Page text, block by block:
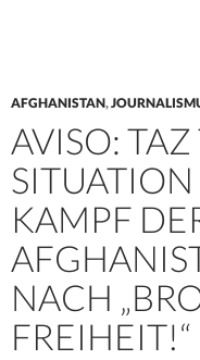
AFGHANISTAN,
AVISO:
KAMPF
NACH
FREIHEIT!“